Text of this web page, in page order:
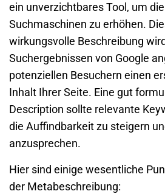
ein unverzichtbares Tool, um
Suchmaschinen zu erhöhen.
wirkungsvolle Beschreibung
Suchergebnissen von Google
potenziellen Besuchern einen
Inhalt Ihrer Seite. Eine gut
Description sollte relevante
die Auffindbarkeit zu steigern
anzusprechen.
Hier sind einige wesentliche
der Metabeschreibung: